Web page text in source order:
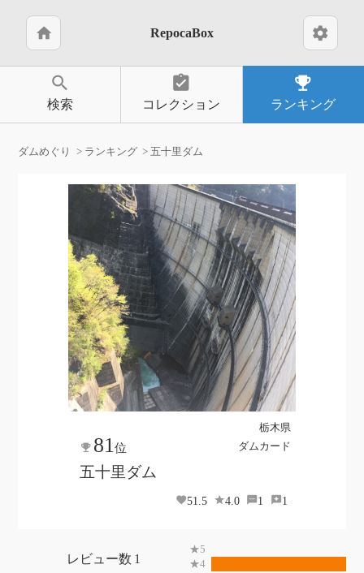
home RepocaBox settings
search
検索
assignment_turned_in
コレクション
emoji_events
ランキング
ダムめぐり ランキング 五十里ダム
栃木県
ダムカード
81位
五十里ダム
51.5 4.0 1 1
1